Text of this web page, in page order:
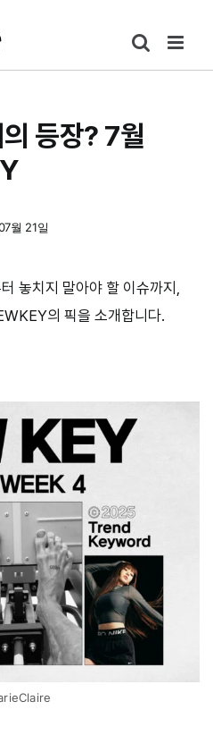
등장? 7월
월 21일
놓치지 말아야 할 이슈까지,
의 픽을 소개합니다.